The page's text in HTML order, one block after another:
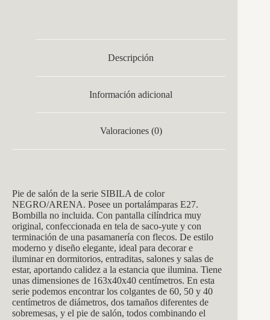
Descripción
Información adicional
Valoraciones (0)
Pie de salón de la serie SIBILA de color
NEGRO/ARENA. Posee un portalámparas E27.
Bombilla no incluida. Con pantalla cilíndrica muy
original, confeccionada en tela de saco-yute y con
terminación de una pasamanería con flecos. De estilo
moderno y diseño elegante, ideal para decorar e
iluminar en dormitorios, entraditas, salones y salas de
estar, aportando calidez a la estancia que ilumina. Tiene
unas dimensiones de 163x40x40 centímetros. En esta
serie podemos encontrar los colgantes de 60, 50 y 40
centímetros de diámetros, dos tamaños diferentes de
sobremesas, y el pie de salón, todos combinando el